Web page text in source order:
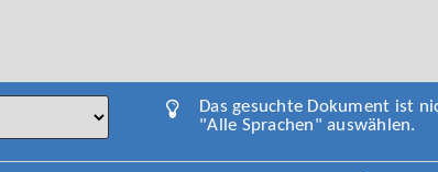
Das gesuchte Dokument ist
"Alle Sprachen" auswählen.